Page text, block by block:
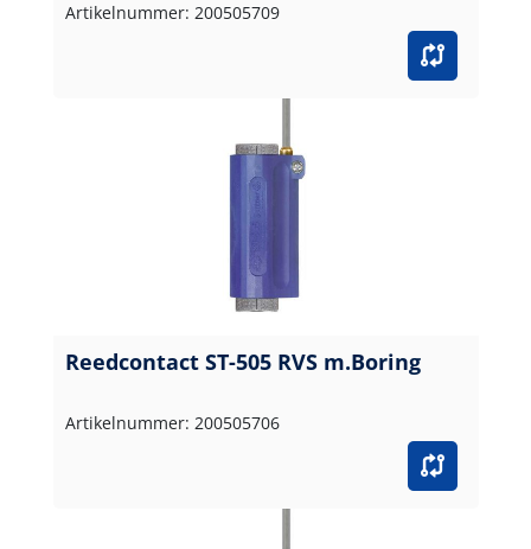
Artikelnummer: 200505709
Reedcontact ST-505 RVS m.Boring
Artikelnummer: 200505706